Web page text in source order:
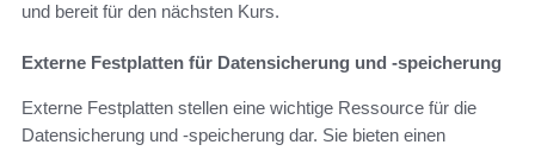
und bereit für den nächsten Kurs.
Externe Festplatten für Datensicherung und -speicherung
Externe Festplatten stellen eine wichtige Ressource für die
Datensicherung und -speicherung dar. Sie bieten einen